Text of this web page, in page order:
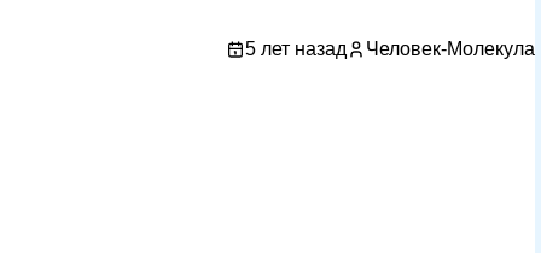
5 лет назад Человек-Молекула